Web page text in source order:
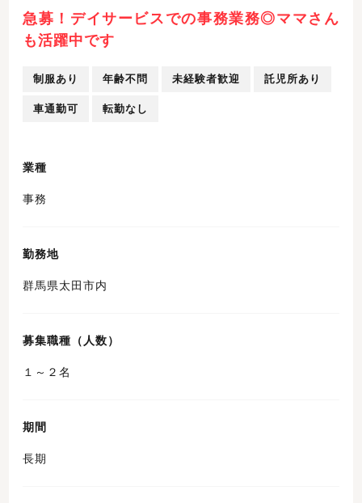
急募！デイサービスでの事務業務◎ママさん
も活躍中です
制服あり 年齢不問 未経験者歓迎 託児所あり
車通勤可 転勤なし
業種
事務
勤務地
群馬県太田市内
募集職種（人数）
１～２名
期間
長期